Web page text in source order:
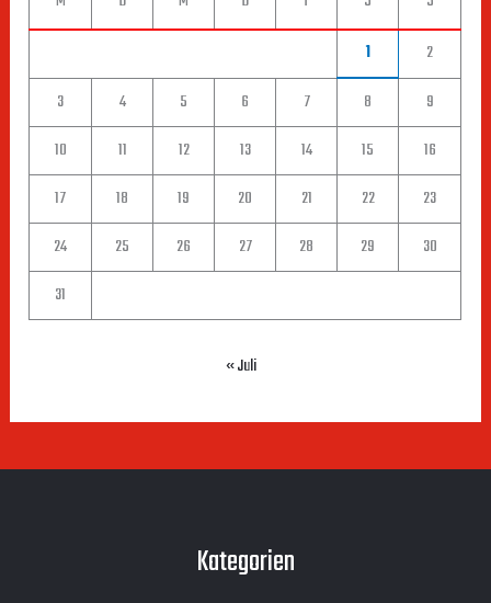
1
2
3
4 5 6 7 8
9
10
11 12 13 14 15
16
17
18 19 20 21 22
23
24
25 26 27 28 29
30
31
« Juli
Kategorien